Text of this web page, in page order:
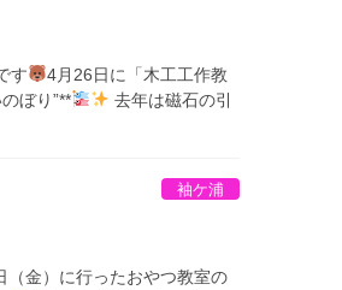
す
4月26日に「木工工作教
ぼり”**
去年は磁石の引
袖ケ浦
（金）に行ったおやつ教室の